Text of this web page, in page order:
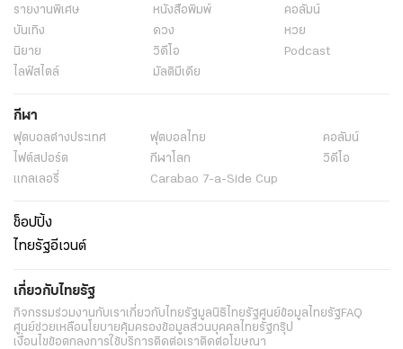
รายงานพิเศษ หนังสือพิมพ์
คอลัมน์
บันเทิง
ดวง
หวย
นิยาย
วิดีโอ
Podcast
ไลฟ์สไตล์
มัลติมีเดีย
กีฬา
ฟุตบอลต่่างประเทศ ฟุตบอลไทย
คอลัมน์
ไฟต์สปอร์ต
กีฬาโลก
วิดีโอ
แกลเลอรี่
Carabao 7-a-Side Cup
ช็อปปิ้ง
ไทยรัฐอีเวนต์
เกี่ยวกับไทยรัฐ
กิจกรรมร่วมงานกับเราเกี่ยวกับไทยรัฐมูลนิธิไทยรัฐศูนย์ข้อมูลไทยรัฐFAQ
ศูนย์ช่วยเหลือนโยบายคุ้มครองข้อมูลส่วนบุคคลไทยรัฐกรุ๊ป
เงื่อนไขข้อตกลงการใช้บริการติดต่อเราติดต่อโฆษณา